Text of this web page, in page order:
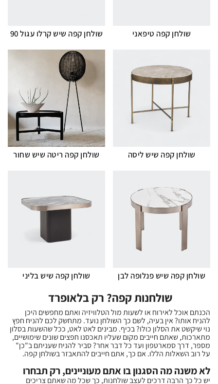
שולחן קפה טיפאני שולחן קפה שיש קרלו עגול 90
שולחן קפה שיש ליסה שולחן קפה ריטה שיש שחור
שולחן קפה שיש פנלופה לבן שולחן קפה שיש בליני
שולחנות קפה? רק בלאופרד
הכנתם אוכל לאירוח או לשעות מול הטלוויזיה ואתם מחפשים היכן
להניח אותו? אין בעיה, לשם כך השולחן נועד. מתחשק לכם להניח חפץ
נוי שיקשט את הסלון כולו? בכיף. מבינים לאט לאט, ככל שהשעות בסלון
מתארכות, שאתם חייבים מקום שעליו תאכסנו חפצים שונים שימושיים,
מספר, דרך סמארטפון ועד כל דבר אחר? סביר להניח שעניתם ב"כן"
על רוב השאלות הללו. אם כך, אתם חייבים להתאבזר בשולחן קפה.
לא משנה מה הסגנון בו אתם מעוניינים, רק תבחרו
יש כל כך הרבה דרכים לעצב שולחנות, כך שכל מה שאתם צריכים